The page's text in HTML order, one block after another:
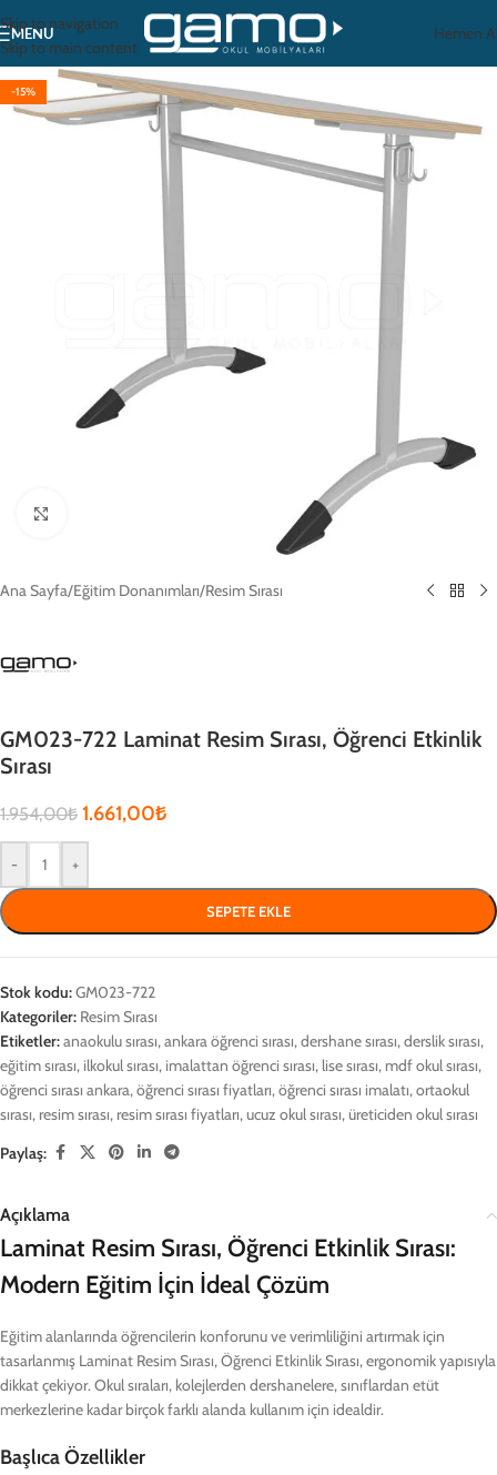
Skip to navigation
Skip to main content
MENU Hemen
-15%
Ana Sayfa/Eğitim Donanımları/Resim Sırası
GM023-722 Laminat Resim Sırası, Öğrenci Etkinlik
Sırası
1.954,00₺ 1.661,00₺
- +
SEPETE EKLE
Stok kodu:GM023-722
Kategoriler: Resim Sırası
Etiketler:anaokulu sırası,ankara öğrenci sırası,dershane sırası,derslik sırası,
eğitim sırası, ilkokul sırası, imalattan öğrenci sırası, lise sırası, mdf okul sırası,
öğrenci sırası ankara,öğrenci sırası fiyatları,öğrenci sırası imalatı,ortaokul
sırası, resim sırası, resim sırası fiyatları,ucuz okul sırası,üreticiden okul sırası
Paylaş:
Açıklama
Laminat Resim Sırası, Öğrenci Etkinlik Sırası:
Modern Eğitim İçin İdeal Çözüm
Eğitim alanlarında öğrencilerin konforunu ve verimliliğini artırmak için
tasarlanmış Laminat Resim Sırası, Öğrenci Etkinlik Sırası, ergonomik yapısıyla
dikkat çekiyor. Okul sıraları, kolejlerden dershanelere, sınıflardan etüt
merkezlerine kadar birçok farklı alanda kullanım için idealdir.
Başlıca Özellikler